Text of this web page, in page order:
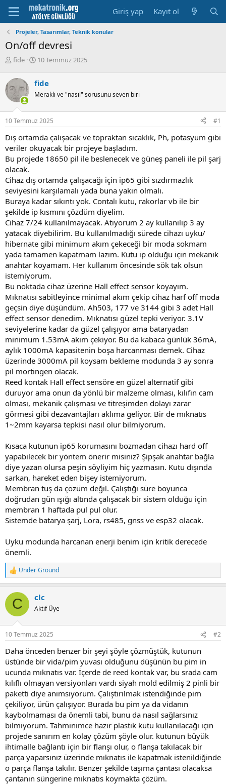
Giriş yap Kayıt ol
Projeler, Tasarımlar, Teknik konular
On/off devresi
K
n
u
y
u
b
a
l
a
t
a
n
fide
B
l
a
a
t
r
i
h
10 Temmuz 2025
fide
Meraklı ve "nasıl" sorusunu seven biri
10 Temmuz 2025 #1
Dış ortamda çalışacak ve topraktan sıcaklık, Ph, potasyum gibi
veriler okuyacak bir projeye başladım.
Bu projede 18650 pil ile beslenecek ve güneş paneli ile pil şarj
olacak.
Cihaz dış ortamda çalışacağı için ip65 gibi sızdırmazlık
seviyesini karşılamalı yada buna yakın olmalı.
Buraya kadar sıkıntı yok. Contalı kutu, rakorlar vb ile bir
şekilde ip kısmını çözdüm diyelim.
Cihaz 7/24 kullanılmayacak. Atıyorum 2 ay kullanılıp 3 ay
yatacak diyebilirim. Bu kullanılmadığı sürede cihazı uyku/
hibernate gibi minimum akım çekeceği bir moda sokmam
yada tamamen kapatmam lazım. Kutu ip olduğu için mekanik
anahtar koyamam. Her kullanım öncesinde sök tak olsun
istemiyorum.
Bu noktada cihaz üzerine Hall effect sensor koyayım.
Mıknatısı sabitleyince minimal akım çekip cihaz harf off moda
geçsin diye düşündüm. Ah503, 177 ve 3144 gibi 3 adet Hall
effect sensor denedim. Mıknatısı güzel tepki veriyor. 3.1V
seviyelerine kadar da güzel çalışıyor ama bataryadan
minimum 1.53mA akım çekiyor. Bu da kabaca günlük 36mA,
aylık 1000mA kapasitenin boşa harcanması demek. Cihaz
üzerinde 3000mA pil koysam bekleme modunda 3 ay sonra
pil mortingen olacak.
Reed kontak Hall effect sensöre en güzel alternatif gibi
duruyor ama onun da yönlü bir malzeme olması, kılıfın cam
olması, mekanik çalışması ve titreşimden dolayı zarar
görmesi gibi dezavantajları aklıma geliyor. Bir de mıknatıs
1~2mm kayarsa tepkisi nasıl olur bilmiyorum.
Kısaca kutunun ip65 korumasını bozmadan cihazı hard off
yapabilecek bir yöntem önerir misiniz? Şipşak anahtar bağla
diye yazan olursa peşin söyliyim hiç yazmasın. Kutu dışında
sarkan, hareket eden bişey istemiyorum.
Membran tuş da çözüm değil. Çalıştığı süre boyunca
doğrudan gün ışığı altında çalışacak bir sistem olduğu için
membran 1 haftada pul pul olur.
Sistemde batarya şarj, Lora, rs485, gnss ve esp32 olacak.
Uyku modunda harcanan enerji benim için kritik derecede
önemli.
R
e
c
i
s
Under Ground
C clc
Aktif Üye
10 Temmuz 2025 #2
Daha önceden benzer bir şeyi şöyle çözmüştük, kutunun
üstünde bir vida/pim yuvası olduğunu düşünün bu pim in
ucunda mıknatıs var. İçerde de reed kontak var, bu srada cam
kılıflı olmayan versiyonları vardı siyah mold edilmiş 2 pinli bir
paketti diye anımsıyorum. Çalıştırılmak istendiğinde pim
çekiliyor, ürün çalışıyor. Burada bu pim ya da vidanın
kaybolmaması da önemli tabi, bunu da nasıl sağlarsınız
bilmiyorum. Tahminimce hazır plastik kutu kullanılacağı için
projede sanırım en kolay çözüm şöyle olur. kutunun büyük
ihtimalle bağlantı için bir flanşı olur, o flanşa takılacak bir
parça yaparsınız üzerinde mıknatıs ile kapatmak istenildiğinde
o parça flanşa takılır. Benzer şekilde taşıma çantası olacaksa
çantanın süngerine mıknatıs koymakta çözüm.